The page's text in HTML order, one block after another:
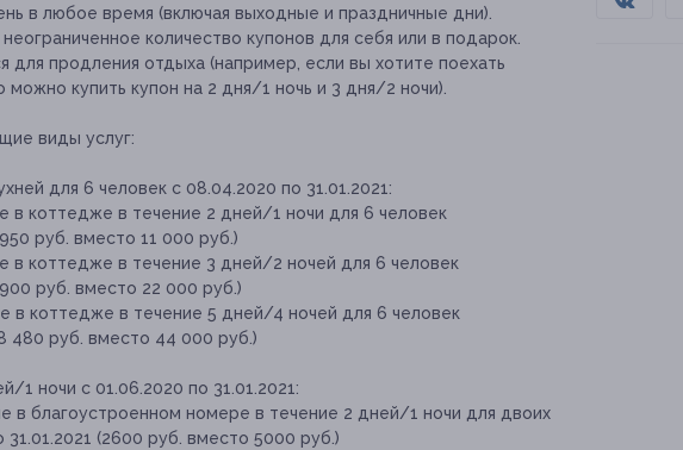
в любое время (включая выходные и праздничные дни).
количество купонов для себя или в подарок.
для продления отдыха (например, если вы хотите поехать
купить купон на 2 дня/1 ночь и 3 дня/2 ночи).
виды услуг:
для 6 человек с 08.04.2020 по 31.01.2021:
в коттедже в течение 2 дней/1 ночи для 6 человек
руб. вместо 11 000 руб.)
в коттедже в течение 3 дней/2 ночей для 6 человек
руб. вместо 22 000 руб.)
в коттедже в течение 5 дней/4 ночей для 6 человек
480 руб. вместо 44 000 руб.)
1 ночи с 01.06.2020 по 31.01.2021:
в благоустроенном номере в течение 2 дней/1 ночи для двоих
31.01.2021 (2600 руб. вместо 5000 руб.)